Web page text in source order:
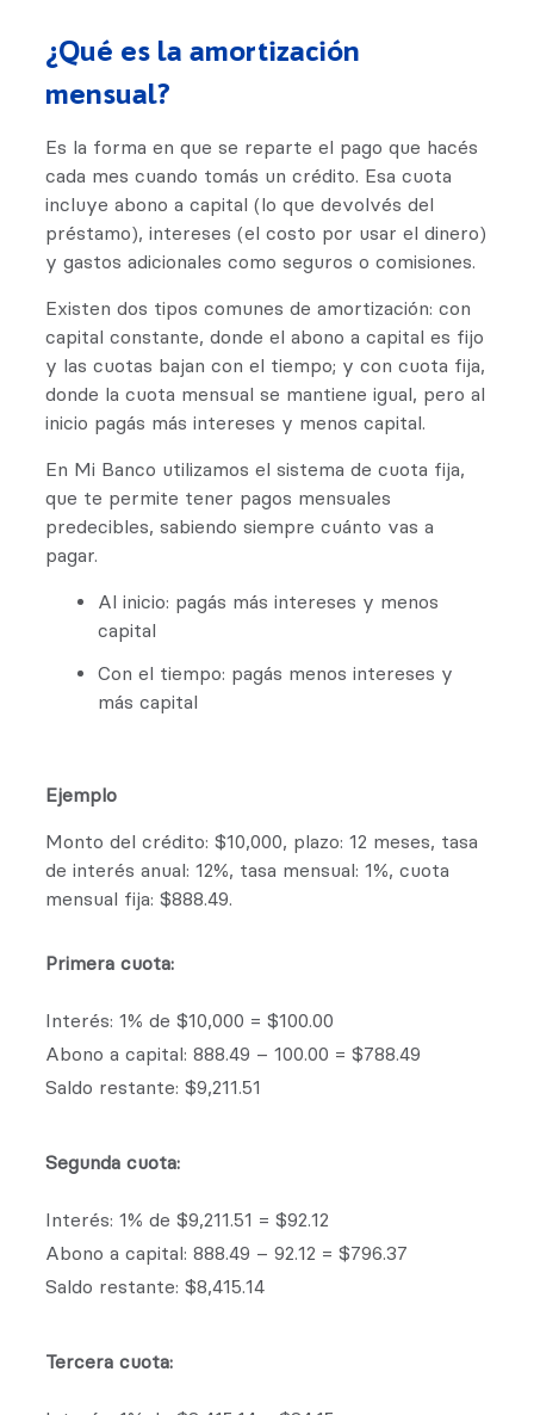
¿Qué es la amortización
mensual?
Es la forma en que se reparte el pago que hacés
cada mes cuando tomás un crédito. Esa cuota
incluye abono a capital (lo que devolvés del
préstamo), intereses (el costo por usar el dinero)
y gastos adicionales como seguros o comisiones.
Existen dos tipos comunes de amortización: con
capital constante, donde el abono a capital es fijo
y las cuotas bajan con el tiempo; y con cuota fija,
donde la cuota mensual se mantiene igual, pero al
inicio pagás más intereses y menos capital.
En Mi Banco utilizamos el sistema de cuota fija,
que te permite tener pagos mensuales
predecibles, sabiendo siempre cuánto vas a
pagar.
Al inicio: pagás más intereses y menos
capital
Con el tiempo: pagás menos intereses y
más capital
Ejemplo
Monto del crédito: $10,000, plazo: 12 meses, tasa
de interés anual: 12%, tasa mensual: 1%, cuota
mensual fija: $888.49.
Primera cuota:
Interés: 1% de $10,000 = $100.00
Abono a capital: 888.49 – 100.00 = $788.49
Saldo restante: $9,211.51
Segunda cuota:
Interés: 1% de $9,211.51 = $92.12
Abono a capital: 888.49 – 92.12 = $796.37
Saldo restante: $8,415.14
Tercera cuota: